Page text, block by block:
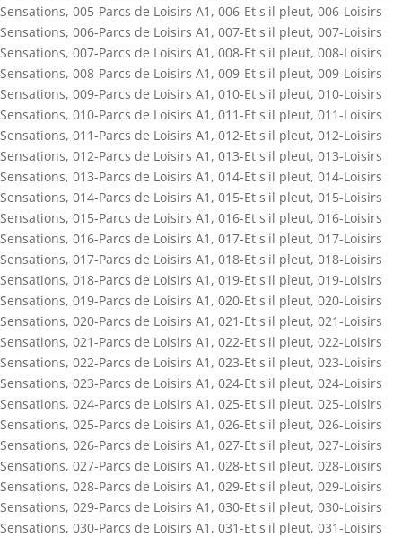
Sensations, 005-Parcs de Loisirs A1 , 006-Et s'il pleut, 006-Loisirs
Sensations, 006-Parcs de Loisirs A1 , 007-Et s'il pleut, 007-Loisirs
Sensations, 007-Parcs de Loisirs A1 , 008-Et s'il pleut, 008-Loisirs
Sensations, 008-Parcs de Loisirs A1 , 009-Et s'il pleut, 009-Loisirs
Sensations, 009-Parcs de Loisirs A1 , 010-Et s'il pleut, 010-Loisirs
Sensations, 010-Parcs de Loisirs A1 , 011-Et s'il pleut, 011-Loisirs
Sensations, 011-Parcs de Loisirs A1 , 012-Et s'il pleut, 012-Loisirs
Sensations, 012-Parcs de Loisirs A1 , 013-Et s'il pleut, 013-Loisirs
Sensations, 013-Parcs de Loisirs A1 , 014-Et s'il pleut, 014-Loisirs
Sensations, 014-Parcs de Loisirs A1 , 015-Et s'il pleut, 015-Loisirs
Sensations, 015-Parcs de Loisirs A1 , 016-Et s'il pleut, 016-Loisirs
Sensations, 016-Parcs de Loisirs A1 , 017-Et s'il pleut, 017-Loisirs
Sensations, 017-Parcs de Loisirs A1 , 018-Et s'il pleut, 018-Loisirs
Sensations, 018-Parcs de Loisirs A1 , 019-Et s'il pleut, 019-Loisirs
Sensations, 019-Parcs de Loisirs A1 , 020-Et s'il pleut, 020-Loisirs
Sensations, 020-Parcs de Loisirs A1 , 021-Et s'il pleut, 021-Loisirs
Sensations, 021-Parcs de Loisirs A1 , 022-Et s'il pleut, 022-Loisirs
Sensations, 022-Parcs de Loisirs A1 , 023-Et s'il pleut, 023-Loisirs
Sensations, 023-Parcs de Loisirs A1 , 024-Et s'il pleut, 024-Loisirs
Sensations, 024-Parcs de Loisirs A1 , 025-Et s'il pleut, 025-Loisirs
Sensations, 025-Parcs de Loisirs A1 , 026-Et s'il pleut, 026-Loisirs
Sensations, 026-Parcs de Loisirs A1 , 027-Et s'il pleut, 027-Loisirs
Sensations, 027-Parcs de Loisirs A1 , 028-Et s'il pleut, 028-Loisirs
Sensations, 028-Parcs de Loisirs A1 , 029-Et s'il pleut, 029-Loisirs
Sensations, 029-Parcs de Loisirs A1 , 030-Et s'il pleut, 030-Loisirs
Sensations, 030-Parcs de Loisirs A1 , 031-Et s'il pleut, 031-Loisirs